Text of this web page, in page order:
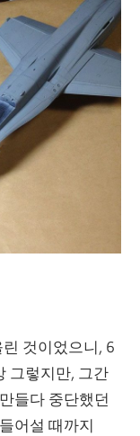
것이었으니, 6
그렇지만, 그간
들다 중단했던
어설 때까지